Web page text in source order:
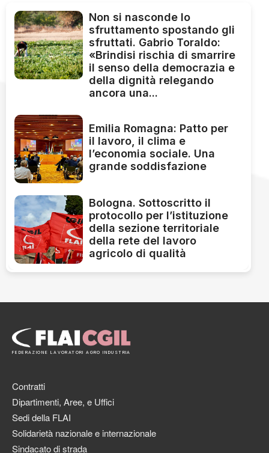
Non si nasconde lo
sfruttamento spostando gli
sfruttati. Gabrio Toraldo:
«Brindisi rischia di smarrire
il senso della democrazia e
della dignità relegando
ancora una...
Emilia Romagna: Patto per
il lavoro, il clima e
l’economia sociale. Una
grande soddisfazione
Bologna. Sottoscritto il
protocollo per l’istituzione
della sezione territoriale
della rete del lavoro
agricolo di qualità
FEDERAZIONE LAVORATORI AGRO INDUSTRIA
Contratti
Dipartimenti, Aree, e Uffici
Sedi della FLAI
Solidarietà nazionale e internazionale
Sindacato di strada